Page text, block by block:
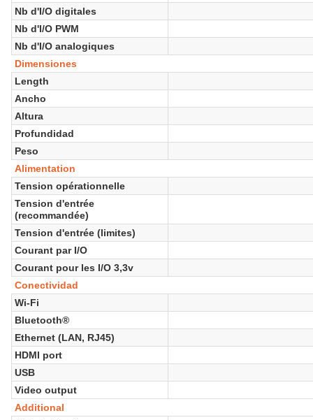
Nb d'I/O digitales
Nb d'I/O PWM
Nb d'I/O analogiques
Dimensiones
Length
Ancho
Altura
Profundidad
Peso
Alimentation
Tension opérationnelle
Tension d'entrée
(recommandée)
Tension d'entrée (limites)
Courant par I/O
Courant pour les I/O 3,3v
Conectividad
Wi-Fi
Bluetooth®
Ethernet (LAN, RJ45)
HDMI port
USB
Video output
Additional